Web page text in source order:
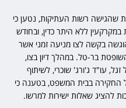
שהגישה רשות העתיקות, נטען כי
במקרקעין ללא היתר כדין, ובחודש
2025 הוגשה בקשה לצו מניעה זמני אשר
בר-טל. במהלך דיון בצו,
זגל, עו"ד ג'ורג' שוכרי, לשיתוף
החקירה בבית המשפט, בטענה כי
להציג שאלות ישירות למרשו.